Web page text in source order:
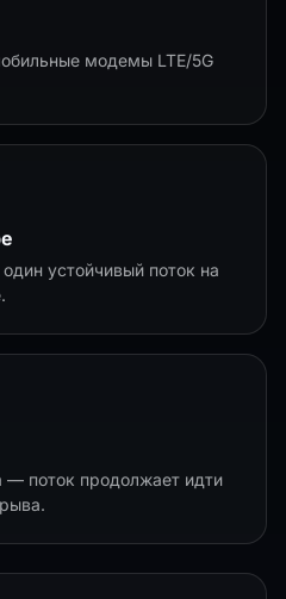
модемы LTE/5G
устойчивый поток на
— поток продолжает идти